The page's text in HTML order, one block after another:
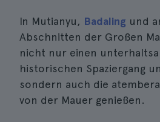
In Mutianyu, Badaling und
Abschnitten der Großen
nicht nur einen
historischen Spaziergang
sondern auch die
von der Mauer genießen.